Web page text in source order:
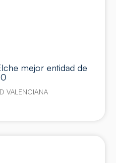
mejor entidad de
VALENCIANA